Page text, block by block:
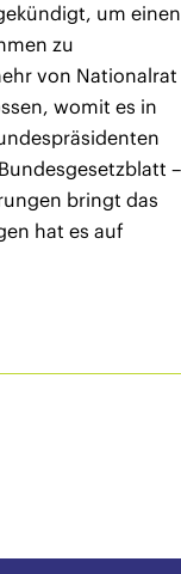
um einen
zu
von Nationalrat
womit es in
–
bringt das
hat es auf